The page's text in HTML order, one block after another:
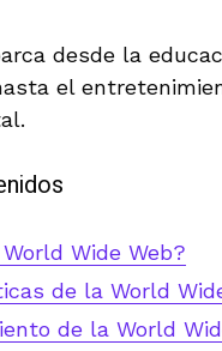
desde la
el
Wide Web?
de la World
de la World